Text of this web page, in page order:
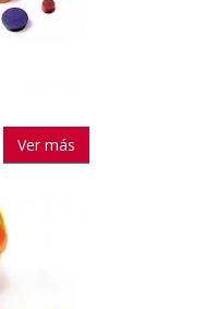
Ver más